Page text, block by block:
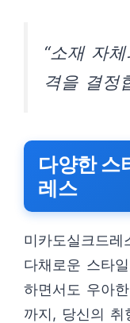
“소재 자
격을 결정
다양한 스
레스
미카도실크드
다채로운 스타
하면서도 우아
까지, 당신의 취